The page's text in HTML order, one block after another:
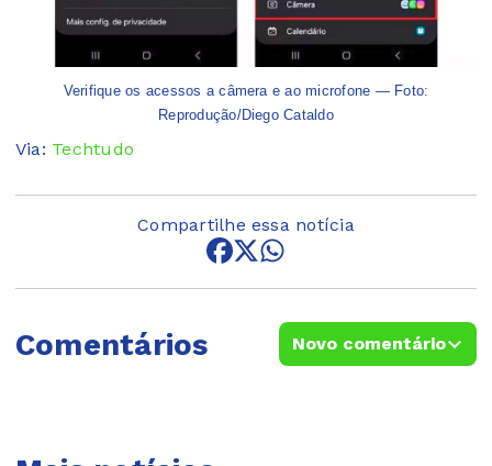
Verifique os acessos a câmera e ao microfone — Foto:
Reprodução/Diego Cataldo
Via: Techtudo
Compartilhe essa notícia
Comentários Novo comentário